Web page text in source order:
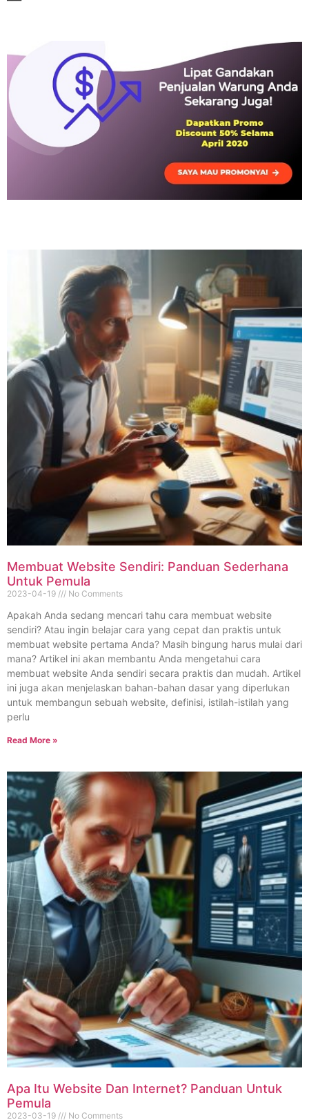
Membuat Website Sendiri: Panduan Sederhana
Untuk Pemula
2023-04-19 No Comments
Apakah Anda sedang mencari tahu cara membuat website
sendiri? Atau ingin belajar cara yang cepat dan praktis untuk
membuat website pertama Anda? Masih bingung harus mulai dari
mana? Artikel ini akan membantu Anda mengetahui cara
membuat website Anda sendiri secara praktis dan mudah. Artikel
ini juga akan menjelaskan bahan-bahan dasar yang diperlukan
untuk membangun sebuah website, definisi, istilah-istilah yang
perlu
Read More »
Apa Itu Website Dan Internet? Panduan Untuk
Pemula
2023-03-19 No Comments